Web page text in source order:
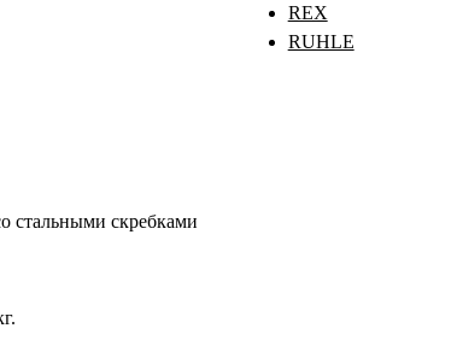
стальными скребками
REX
RUHLE